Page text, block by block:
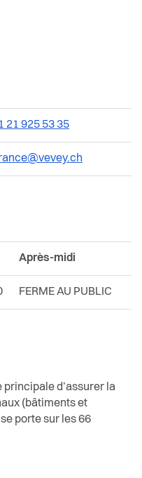
la Riviera
communale
21 925 53 35
Après-midi
FERME AU PUBLIC
principale d’assurer la
(bâtiments et
porte sur les 66